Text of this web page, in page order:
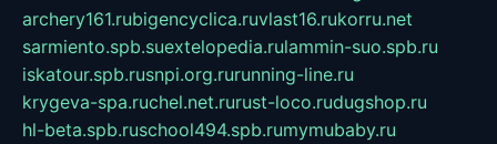
archery161.rubigencyclica.ruvlast16.rukorru.net
sarmiento.spb.suextelopedia.rulammin-suo.spb.ru
iskatour.spb.rusnpi.org.rurunning-line.ru
krygeva-spa.ruchel.net.rurust-loco.rudugshop.ru
hl-beta.spb.ruschool494.spb.rumymubaby.ru